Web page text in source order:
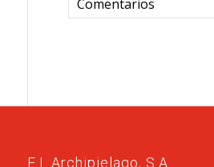
Comentarios
E.I. Archipielago, S.A.